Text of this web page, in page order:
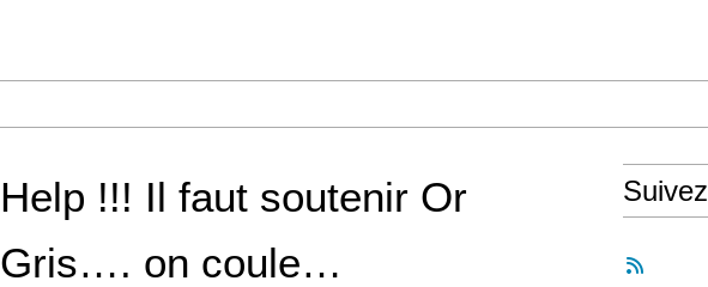
Help !!! Il faut soutenir Or
Gris…. on coule…